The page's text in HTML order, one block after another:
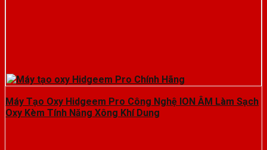
Máy Tạo Oxy Hidgeem Pro Công Nghệ ION ÂM Làm Sạch
Oxy Kèm Tính Năng Xông Khí Dung